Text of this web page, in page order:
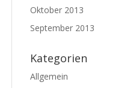
Oktober 2013
September 2013
Kategorien
Allgemein